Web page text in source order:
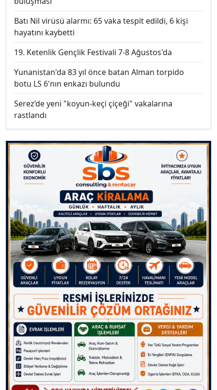
Batı Nil virüsü alarmı: 65 vaka tespit edildi, 6 kişi
hayatını kaybetti
19. Ketenlik Gençlik Festivali 7-8 Ağustos'da
Yunanistan'da 83 yıl önce batan Alman torpido
botu LS 6'nın enkazı bulundu
Serez’de yeni "koyun-keçi çiçeği" vakalarına
rastlandı